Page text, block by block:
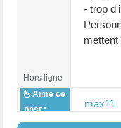
- trop
Hors ligne
Aime ce
post :
max11